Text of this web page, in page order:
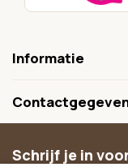
Informatie
Schrijf je in